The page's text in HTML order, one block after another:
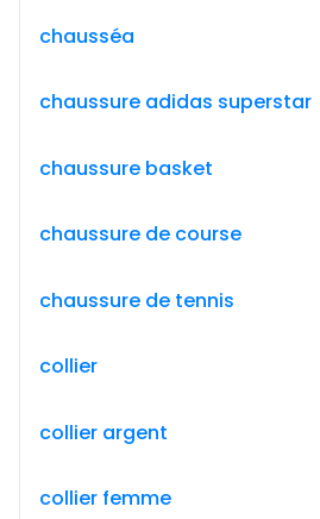
chausséa
chaussure adidas superstar
chaussure basket
chaussure de course
chaussure de tennis
collier
collier argent
collier femme